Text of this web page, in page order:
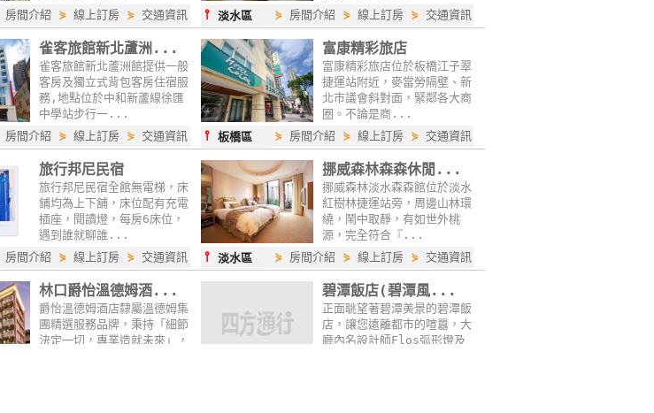
房間介紹 ⋟ 線上訂房 ⋟ 交通資訊 ⫯ 淡水區 ⋟ 房間介紹 ⋟ 線上訂房 ⋟ 交通資訊
雀客旅館新北蘆洲...
雀客旅館新北蘆洲館提供一般
客房及獨立式背包客房住宿服
務,地點位於中和新蘆線徐匯
中學站步行一...
房間介紹 ⋟ 線上訂房 ⋟ 交通資訊
富康精彩旅店
富康精彩旅店位於板橋江子翠
捷運站附近，麥當勞隔壁、新
北市議會斜對面，緊鄰各大商
圈。不論是商...
⫯ 板橋區 ⋟ 房間介紹 ⋟ 線上訂房 ⋟ 交通資訊
旅行邦尼民宿
旅行邦尼民宿全館無電梯，床
鋪均為上下舖，床位配有充電
插座，閱讀燈，每房6床位，
遇到誰就聊誰...
房間介紹 ⋟ 線上訂房 ⋟ 交通資訊
挪威森林森森休閒...
挪威森林淡水森森館位於淡水
紅樹林捷運站旁，周邊山林環
繞，鬧中取靜，有如世外桃
源，完全符合『...
⫯ 淡水區 ⋟ 房間介紹 ⋟ 線上訂房 ⋟ 交通資訊
林口爵怡溫德姆酒...
爵怡溫德姆酒店隸屬溫德姆集
團精選服務品牌，秉持「細節
決定一切，專業造就未來」，
碧潭飯店(碧潭風...
正面聎望著碧潭美景的碧潭飯
店，讓您遠離都市的喧囂，大
廳內名設計師Flos弧形燈及